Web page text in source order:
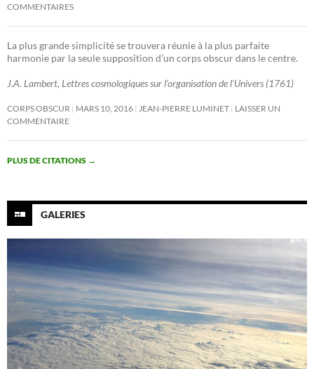
COMMENTAIRES
La plus grande simplicité se trouvera réunie à la plus parfaite
harmonie par la seule supposition d’un corps obscur dans le centre.
J.A. Lambert, Lettres cosmologiques sur l’organisation de l’Univers (1761)
CORPS OBSCUR MARS 10, 2016 JEAN-PIERRE LUMINET LAISSER UN
COMMENTAIRE
PLUS DE CITATIONS →
GALERIES